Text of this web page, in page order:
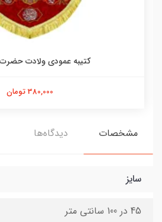
کتیبه عمودی ولادت
380,000 تومان
مشخصات دیدگاه‌ها
سایز
45 در 100 سانتی متر